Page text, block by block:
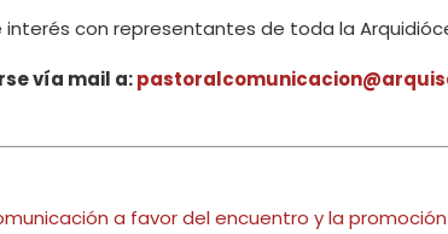
con representantes de toda la
vía mail a:
a favor del encuentro y la